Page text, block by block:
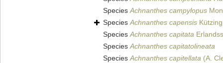
SpeciesAchnanthes campylopus
SpeciesAchnanthes capensis Kützing
SpeciesAchnanthes capitata
SpeciesAchnanthes capitatolineata
SpeciesAchnanthes capitellata (A.